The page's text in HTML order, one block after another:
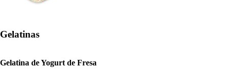
Gelatinas
Gelatina de Yogurt de Fresa